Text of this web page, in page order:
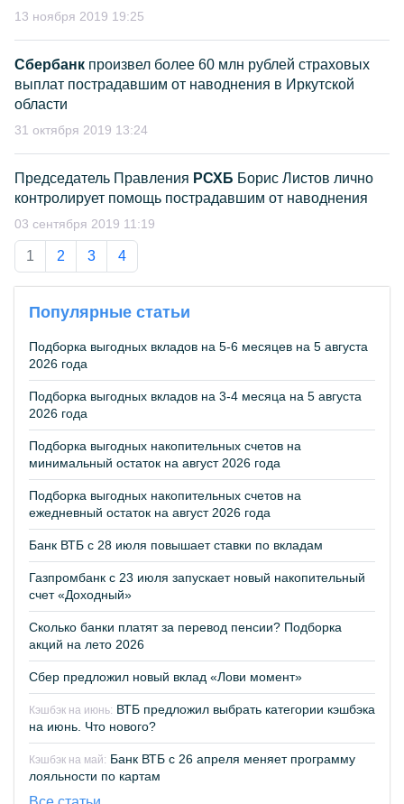
13 ноября 2019 19:25
Сбербанк произвел более 60 млн рублей страховых
выплат пострадавшим от наводнения в Иркутской
области
31 октября 2019 13:24
Председатель Правления РСХБ Борис Листов лично
контролирует помощь пострадавшим от наводнения
03 сентября 2019 11:19
1 2 3 4
Популярные статьи
Подборка выгодных вкладов на 5-6 месяцев на 5 августа
2026 года
Подборка выгодных вкладов на 3-4 месяца на 5 августа
2026 года
Подборка выгодных накопительных счетов на
минимальный остаток на август 2026 года
Подборка выгодных накопительных счетов на
ежедневный остаток на август 2026 года
Банк ВТБ с 28 июля повышает ставки по вкладам
Газпромбанк с 23 июля запускает новый накопительный
счет «Доходный»
Сколько банки платят за перевод пенсии? Подборка
акций на лето 2026
Сбер предложил новый вклад «Лови момент»
Кэшбэк на июнь: ВТБ предложил выбрать категории кэшбэка
на июнь. Что нового?
Кэшбэк на май: Банк ВТБ с 26 апреля меняет программу
лояльности по картам